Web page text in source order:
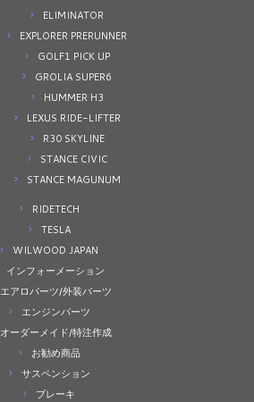
ELIMINATOR
EXPLORER PRERUNNER
GOLF1 PICK UP
GROLIA SUPER6
HUMMER H3
LEXUS RIDE-LIFTER
R30 SKYLINE
STANCE CIVIC
STANCE MAGUNUM
RIDETECH
TESLA
WILWOOD JAPAN
インフォーメーション
エアロパーツ/外装パーツ
エンジンパーツ
オーダーメイド/特注作成
お勧め商品
サスペンション
ブレーキ